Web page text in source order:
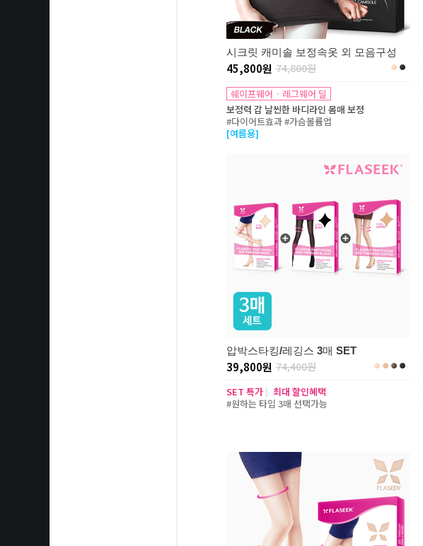
시크릿 캐미솔 보정속옷 외 모음구성
45,800원 74,800원
쉐이프웨어 · 레그웨어 딜
보정력 갑 날씬한 바디라인 몸매 보정
#다이어트효과 #가슴볼륨업
[여름용]
압박스타킹/레깅스 3매 SET
39,800원 74,400원
SET 특가| 최대 할인혜택
#원하는 타입 3매 선택가능